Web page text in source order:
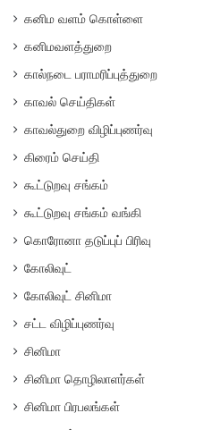
கனிம வளம் கொள்ளை
கனிமவளத்துறை
கால்நடை பராமரிப்புத்துறை
காவல் செய்திகள்
காவல்துறை விழிப்புணர்வு
கிரைம் செய்தி
கூட்டுறவு சங்கம்
கூட்டுறவு சங்கம் வங்கி
கொரோனா தடுப்புப் பிரிவு
கோலிவுட்
கோலிவுட் சினிமா
சட்ட விழிப்புணர்வு
சினிமா
சினிமா தொழிலாளர்கள்
சினிமா பிரபலங்கள்